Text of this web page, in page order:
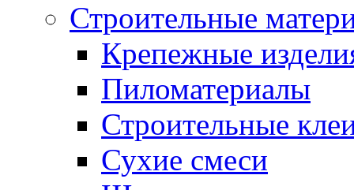
Строительные
Крепежные
Пиломатериалы
Строительные
Сухие смеси